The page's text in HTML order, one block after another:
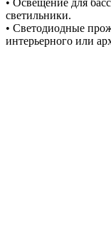
светильники.
• Светодиодные
интерьерного или